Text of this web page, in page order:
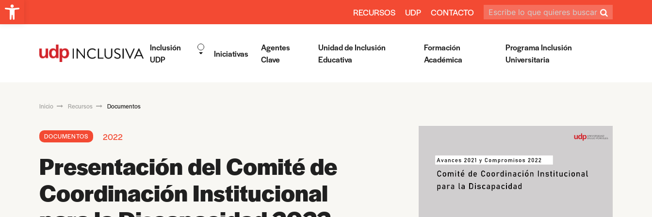
RECURSOS UDP CONTACTO
Inclusión
UDP
Iniciativas
Agentes
Clave
Unidad de Inclusión
Educativa
Formación
Académica
Programa Inclusión
Universitaria
Inicio Recursos Documentos
DOCUMENTOS 2022
Presentación del Comité de
Coordinación Institucional